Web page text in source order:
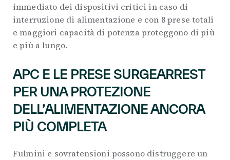
immediato dei dispositivi critici in caso di
interruzione di alimentazione e con 8 prese totali
e maggiori capacità di potenza proteggono di più
e più a lungo.
APC E LE PRESE SURGEARREST
PER UNA PROTEZIONE
DELL’ALIMENTAZIONE ANCORA
PIÙ COMPLETA
Fulmini e sovratensioni possono distruggere un